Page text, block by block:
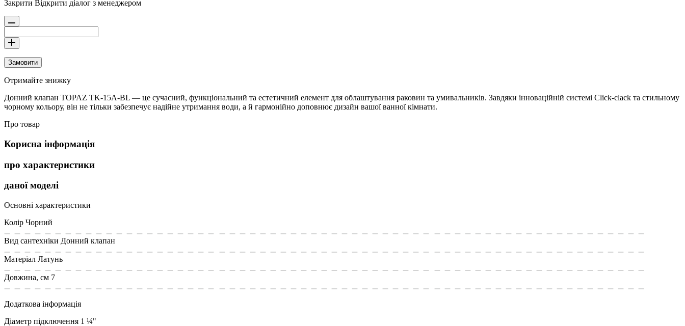
Закрити Відкрити діалог з менеджером
Замовити
Отримайте знижку
Донний клапан TOPAZ TK-15A-BL — це сучасний, функціональний та естетичний елемент для облаштування раковин та умивальників. Завдяки інноваційній системі Click-clack та стильному
чорному кольору, він не тільки забезпечує надійне утримання води, а й гармонійно доповнює дизайн вашої ванної кімнати.
Про товар
Корисна інформація
про характеристики
даної моделі
Основні характеристики
Колір Чорний
Вид сантехніки Донний клапан
Матеріал Латунь
Довжина, см 7
Додаткова інформація
Діаметр підключення 1 ¼"